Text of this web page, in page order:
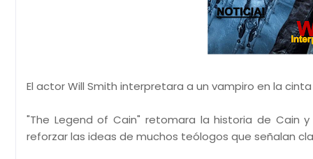
El actor Will Smith interpretara a un vampiro en la
"The Legend of Cain" retomara la historia de Cain
reforzar las ideas de muchos teólogos que señalan